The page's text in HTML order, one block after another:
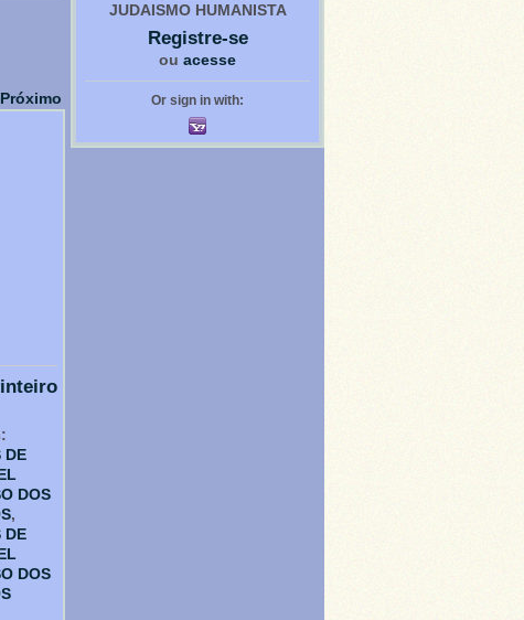
Próximo
DE
DOS
,
DE
DOS
JUDAISMO HUMANISTA
Registre-se
ou acesse
Or sign in with: